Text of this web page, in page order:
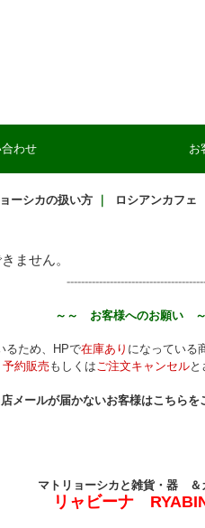
わせ お
ーシカの扱い方 ロシアンカフェ
ません。
～～ お客様へのお願い
るため、HPで在庫あり になっている
予約販売 もしくはご注文キャンセルと
メールが届かないお客様はこちらを
マトリョーシカと雑貨・器 ＆
リャビーナ